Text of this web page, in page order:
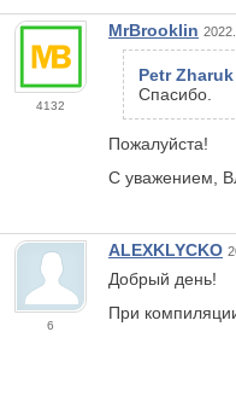
4132
MrBrooklin
Petr Zharuk
Спасибо.
Пожалуйста!
С уважением,
6
ALEXKLYCKO
Добрый день!
При